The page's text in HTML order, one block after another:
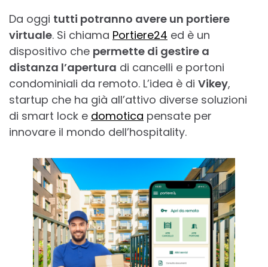
Da oggi tutti potranno avere un portiere
virtuale. Si chiama Portiere24 ed è un
dispositivo che permette di gestire a
distanza l’apertura di cancelli e portoni
condominiali da remoto. L’idea è di Vikey,
startup che ha già all’attivo diverse soluzioni
di smart lock e domotica pensate per
innovare il mondo dell’hospitality.